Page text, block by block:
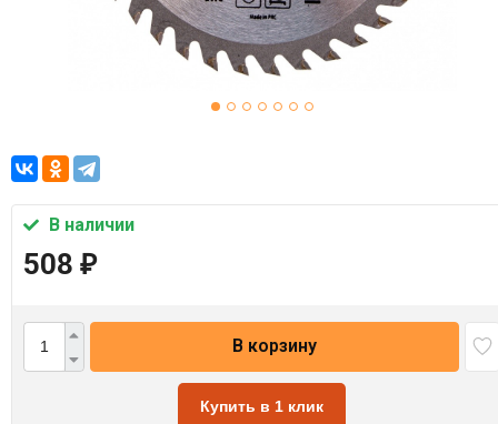
В наличии
508 ₽
В корзину
Купить в 1 клик